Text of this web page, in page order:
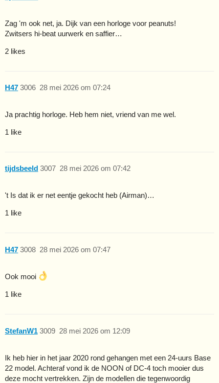
Zag 'm ook net, ja. Dijk van een horloge voor peanuts!
Zwitsers hi-beat uurwerk en saffier…
2 likes
H47 28 mei 2026 om 07:24
3006
Ja prachtig horloge. Heb hem niet, vriend van me wel.
1 like
tijdsbeeld 28 mei 2026 om 07:42
3007
't Is dat ik er net eentje gekocht heb (Airman)…
1 like
H47 28 mei 2026 om 07:47
3008
Ook mooi
1 like
StefanW1 28 mei 2026 om 12:09
3009
Ik heb hier in het jaar 2020 rond gehangen met een 24-uurs Base
22 model. Achteraf vond ik de NOON of DC-4 toch mooier dus
deze mocht vertrekken. Zijn de modellen die tegenwoordig